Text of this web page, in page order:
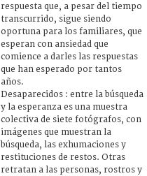
respuesta que, a pesar del tiempo
transcurrido, sigue siendo
oportuna para los familiares, que
esperan con ansiedad que
comience a darles las respuestas
que han esperado por tantos
años.
Desaparecidos : entre la búsqueda
y la esperanza es una muestra
colectiva de siete fotógrafos, con
imágenes que muestran la
búsqueda, las exhumaciones y
restituciones de restos. Otras
retratan a las personas, rostros y